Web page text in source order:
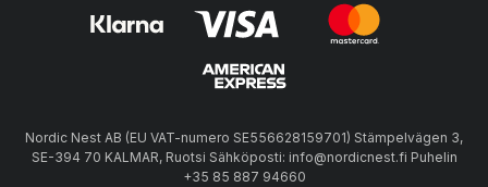
Nordic Nest AB (EU VAT-numero SE556628159701) Stämpelvägen 3,
SE-394 70 KALMAR, Ruotsi Sähköposti: info@nordicnest.fi Puhelin
+35 85 887 94660